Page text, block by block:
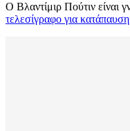
Ο Βλαντίμιρ Πούτιν είναι
τελεσίγραφο για